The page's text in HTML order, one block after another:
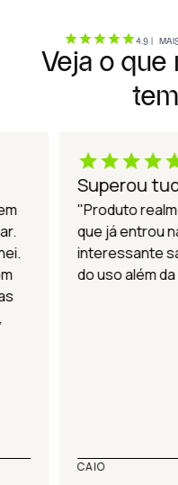
4.9 |
Veja o
Superou
"Produto
que já entrou
interessante
do uso além
CAIO